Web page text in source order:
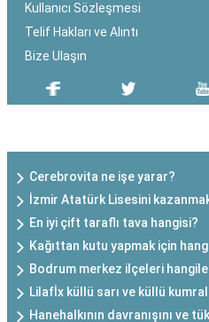
Kullanıcı Sözleşmesi
Telif Hakları ve Alıntı
Bize Ulaşın
Cerebrovita ne işe yarar?
İzmir Atatürk Lisesini
En iyi çift taraflı tava hangisi?
Kağıttan kutu yapmak için
Bodrum merkez ilçeleri
Lilafİx küllü sarı ve küllü kumral
Hanehalkının davranışını ve